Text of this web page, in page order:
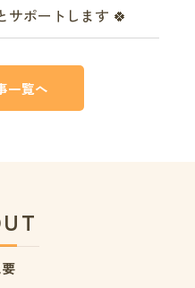
サポートします 🍀
一覧へ